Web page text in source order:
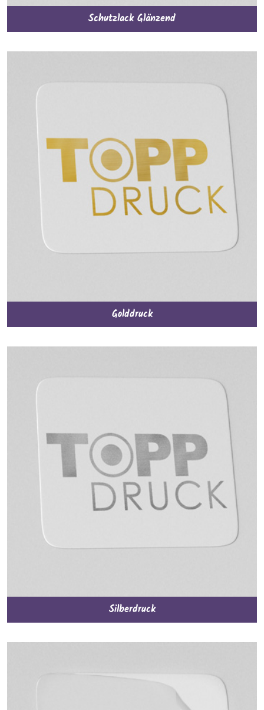
Schutzlack Glänzend
Golddruck
Silberdruck